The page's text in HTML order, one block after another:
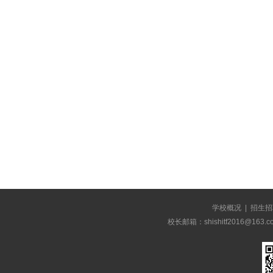
学校概况
招生
校长邮箱：